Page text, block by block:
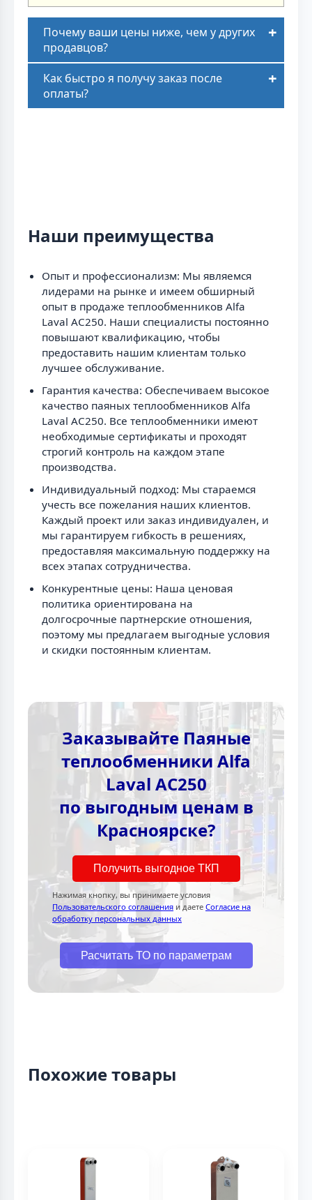
Почему ваши цены ниже, чем у других
продавцов?
Как быстро я получу заказ после
оплаты?
Наши преимущества
Опыт и профессионализм: Мы являемся
лидерами на рынке и имеем обширный
опыт в продаже теплообменников Alfa
Laval AC250. Наши специалисты постоянно
повышают квалификацию, чтобы
предоставить нашим клиентам только
лучшее обслуживание.
Гарантия качества: Обеспечиваем высокое
качество паяных теплообменников Alfa
Laval AC250. Все теплообменники имеют
необходимые сертификаты и проходят
строгий контроль на каждом этапе
производства.
Индивидуальный подход: Мы стараемся
учесть все пожелания наших клиентов.
Каждый проект или заказ индивидуален, и
мы гарантируем гибкость в решениях,
предоставляя максимальную поддержку на
всех этапах сотрудничества.
Конкурентные цены: Наша ценовая
политика ориентирована на
долгосрочные партнерские отношения,
поэтому мы предлагаем выгодные условия
и скидки постоянным клиентам.
Заказывайте Паяные
теплообменники Alfa
Laval AC250
по выгодным ценам в
Красноярске?
Получить выгодное ТКП
Нажимая кнопку, вы принимаете условия
Пользовательского соглашения и даете Согласие на
обработку персональных данных
Расчитать ТО по параметрам
Похожие товары